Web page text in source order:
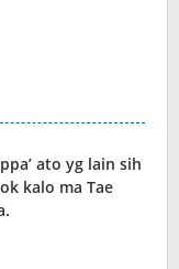
ato yg lain sih
kalo ma Tae